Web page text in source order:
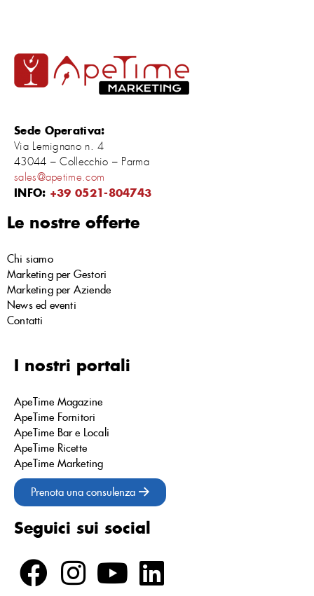
Sede Operativa:
Via Lemignano n. 4
43044 – Collecchio – Parma
sales@apetime.com
INFO: +39 0521-804743
Le nostre offerte
Chi siamo
Marketing per Gestori
Marketing per Aziende
News ed eventi
Contatti
I nostri portali
ApeTime Magazine
ApeTime Fornitori
ApeTime Bar e Locali
ApeTime Ricette
ApeTime Marketing
Prenota una consulenza
Seguici sui social